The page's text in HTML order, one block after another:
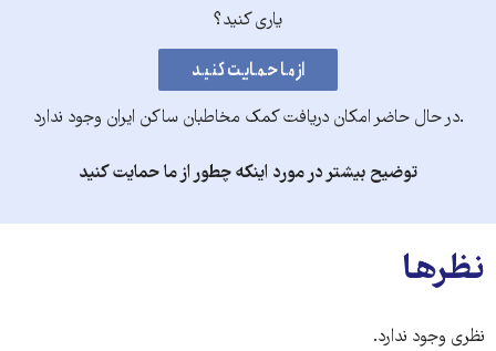
یاری کنید؟
.در حال حاضر امکان دریافت کمک مخاطبان ساکن ایران وجود ندارد
توضیح بیشتر در مورد اینکه چطور از ما حمایت کنید
نظرها
نظری وجود ندارد.